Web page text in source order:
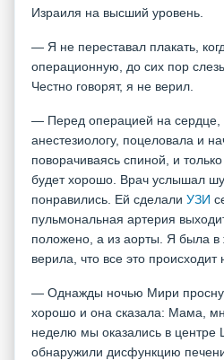
Израиля на высший уровень.
— Я не переставал плакать,
операционную, до сих пор
Честно говорят, я не верил.
— Перед операцией на сердце,
анестезиологу, поцеловала и
поворачиваясь спиной, и
будет хорошо. Врач услышал
понравились. Ей сделали УЗИ
пульмональная артерия
положено, а из аорты. Я была в
верила, что все это
— Однажды ночью Мири
хорошо и она сказала: Мама,
неделю мы оказались в центре
обнаружили дисфункцию